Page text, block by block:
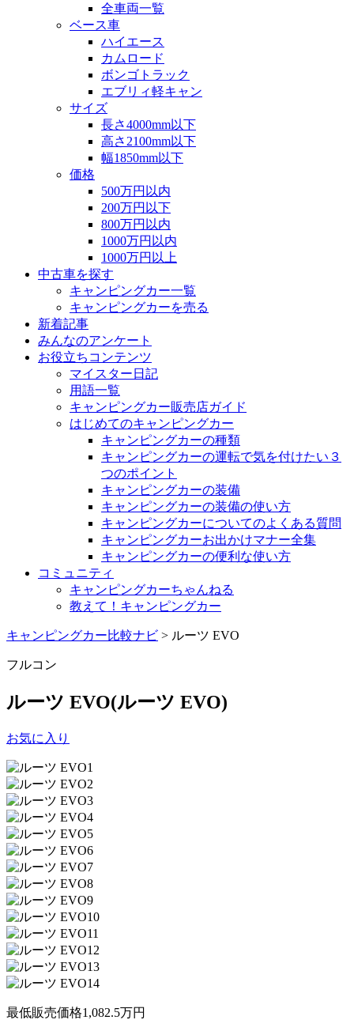
全車両一覧
ベース車
ハイエース
カムロード
ボンゴトラック
エブリィ軽キャン
サイズ
長さ4000mm以下
高さ2100mm以下
幅1850mm以下
価格
500万円以内
200万円以下
800万円以内
1000万円以内
1000万円以上
中古車を探す
キャンピングカー一覧
キャンピングカーを売る
新着記事
みんなのアンケート
お役立ちコンテンツ
マイスター日記
用語一覧
キャンピングカー販売店ガイド
はじめてのキャンピングカー
キャンピングカーの種類
キャンピングカーの運転で気を付けたい３
つのポイント
キャンピングカーの装備
キャンピングカーの装備の使い方
キャンピングカーについてのよくある質問
キャンピングカーお出かけマナー全集
キャンピングカーの便利な使い方
コミュニティ
キャンピングカーちゃんねる
教えて！キャンピングカー
キャンピングカー比較ナビ > ルーツ EVO
フルコン
ルーツ EVO(ルーツ EVO)
お気に入り
最低販売価格1,082.5万円